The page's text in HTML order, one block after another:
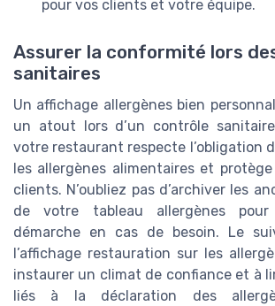
pour vos clients et votre équipe.
Assurer la conformité lors
sanitaires
Un affichage allergènes bien
un atout lors d’un contrôle
votre restaurant respecte l’obligation
les allergènes alimentaires et
clients. N’oubliez pas d’archiver les
de votre tableau allergènes
démarche en cas de besoin. Le
l’affichage restauration sur les
instaurer un climat de confiance et à
liés à la déclaration des